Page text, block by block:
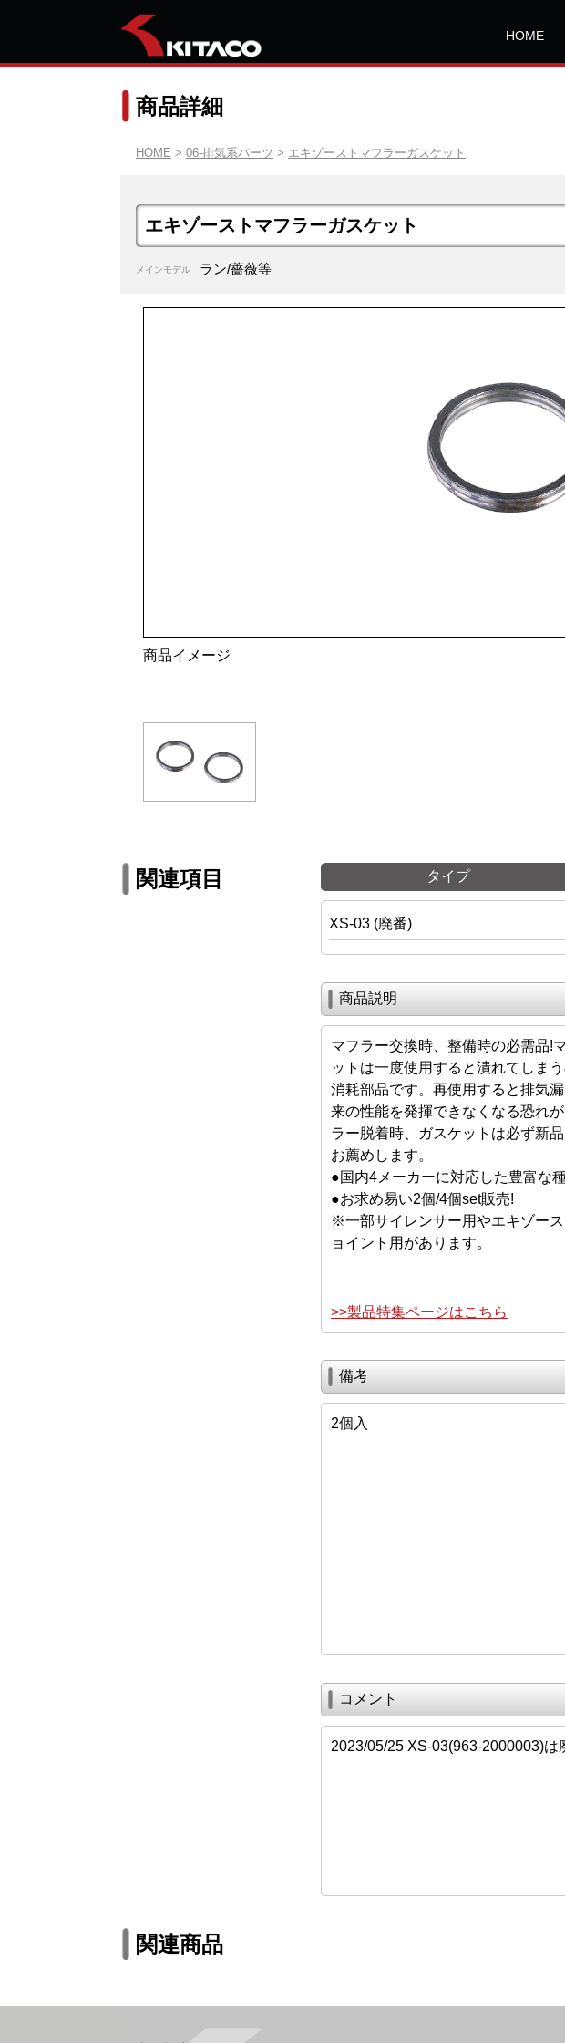
HOME
商品詳細
HOME > 06-排気系パーツ > エキゾーストマフラーガスケット
エキゾーストマフラーガスケット
メインモデル ラン/薔薇等
商品イメージ
関連項目 タイプ
XS-03 (廃番)
商品説明
マフラー交換時、整備時の必需品!
ットは一度使用すると潰れてしま
消耗部品です。再使用すると排気
来の性能を発揮できなくなる恐れ
ラー脱着時、ガスケットは必ず新
お薦めします。
●国内4メーカーに対応した豊富な
●お求め易い2個/4個set販売!
※一部サイレンサー用やエキゾー
ョイント用があります。
>>製品特集ページはこちら
備考
2個入
コメント
2023/05/25 XS-03(963-2000003)は
関連商品